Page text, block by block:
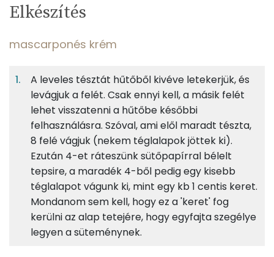
Egy
adagban
6%
mascarponés krém
13gmascarpone
51 kcal
2gporcukor
7 kcal
1g vaníliaaroma
0 kcal
1gcitromhéj 0 kcal
TÁPANYAGTARTALOM
6%
Fehérje
29%
Szénhidrát
17%
Zsír
48%
TOP ásványi anyagok
Nátrium
Foszfor
Kálcium
Magnézium
Elkészítés
mascarponés krém
A leveles tésztát hűtőből kivéve letekerjük, és
levágjuk a felét. Csak ennyi kell, a másik felét
lehet visszatenni a hűtőbe későbbi
felhasználásra. Szóval, ami elől maradt tészta,
8 felé vágjuk (nekem téglalapok jöttek ki).
Ezután 4-et ráteszünk sütőpapírral bélelt
tepsire, a maradék 4-ből pedig egy kisebb
téglalapot vágunk ki, mint egy kb 1 centis keret.
Mondanom sem kell, hogy ez a 'keret' fog
kerülni az alap tetejére, hogy egyfajta szegélye
legyen a süteménynek.